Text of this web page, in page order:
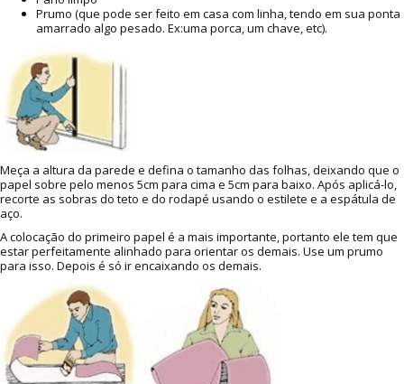
Prumo (que pode ser feito em casa com linha, tendo em sua ponta
amarrado algo pesado. Ex:uma porca, um chave, etc).
Meça a altura da parede e defina o tamanho das folhas, deixando que o
papel sobre pelo menos 5cm para cima e 5cm para baixo. Após aplicá-lo,
recorte as sobras do teto e do rodapé usando o estilete e a espátula de
aço.
A colocação do primeiro papel é a mais importante, portanto ele tem que
estar perfeitamente alinhado para orientar os demais. Use um prumo
para isso. Depois é só ir encaixando os demais.